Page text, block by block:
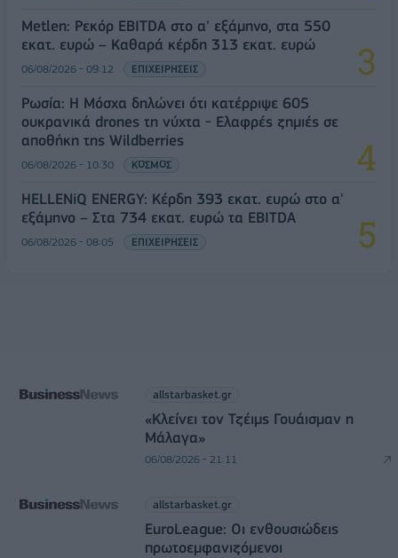
Metlen: Ρεκόρ EBITDA στο α' εξάμηνο, στα 550
εκατ. ευρώ – Καθαρά κέρδη 313 εκατ. ευρώ
06/08/2026 - 09:12 ΕΠΙΧΕΙΡΗΣΕΙΣ
Ρωσία: Η Μόσχα δηλώνει ότι κατέρριψε 605
ουκρανικά drones τη νύχτα - Ελαφρές ζημιές σε
αποθήκη της Wildberries
06/08/2026 - 10:30 ΚΟΣΜΟΣ
HELLENiQ ENERGY: Κέρδη 393 εκατ. ευρώ στο α'
εξάμηνο – Στα 734 εκατ. ευρώ τα EBITDA
06/08/2026 - 08:05 ΕΠΙΧΕΙΡΗΣΕΙΣ
allstarbasket.gr
«Κλείνει τον Τζέιμς Γουάισμαν η
Μάλαγα»
06/08/2026 - 21:11
allstarbasket.gr
EuroLeague: Οι ενθουσιώδεις
πρωτοεμφανιζόμενοι